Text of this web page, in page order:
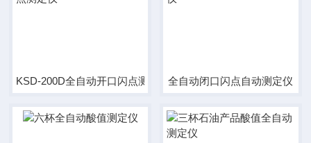
KSD-200D全自动开口闪点测定仪全自动闭口闪点自动测定仪